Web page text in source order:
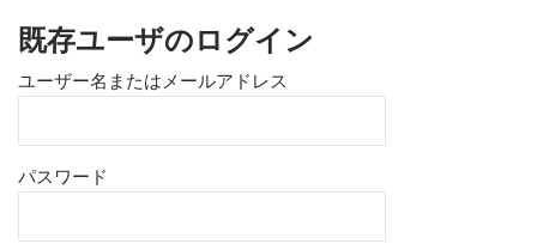
既存ユーザのログイン
ユーザー名またはメールアドレス
パスワード